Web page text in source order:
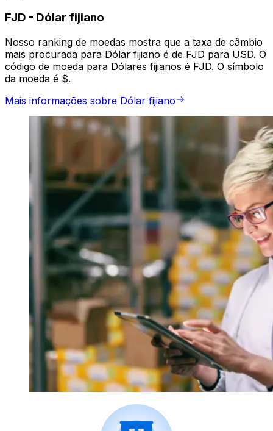
FJD - Dólar fijiano
Nosso ranking de moedas mostra que a taxa de câmbio
mais procurada para Dólar fijiano é de FJD para USD. O
código de moeda para Dólares fijianos é FJD. O símbolo
da moeda é $.
Mais informações sobre Dólar fijiano